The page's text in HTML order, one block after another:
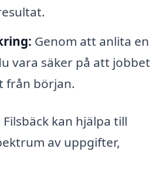
Genom att anlita en
vara säker på att jobbet
från början.
kan hjälpa till
av uppgifter,